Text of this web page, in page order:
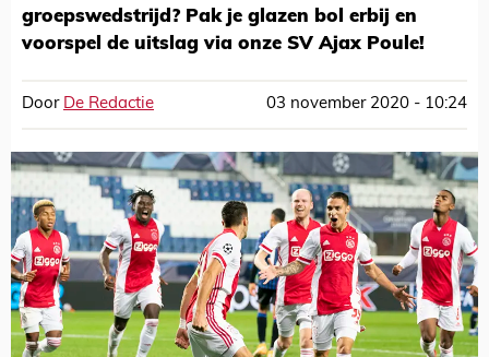
groepswedstrijd? Pak je glazen bol erbij en
voorspel de uitslag via onze SV Ajax Poule!
Door De Redactie 03 november 2020 - 10:24